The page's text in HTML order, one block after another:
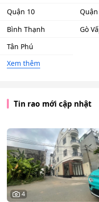
Quận 10 Quận
Bình Thạnh
Gò
Tân Phú
Xem thêm
Tin rao mới cập nhật
4